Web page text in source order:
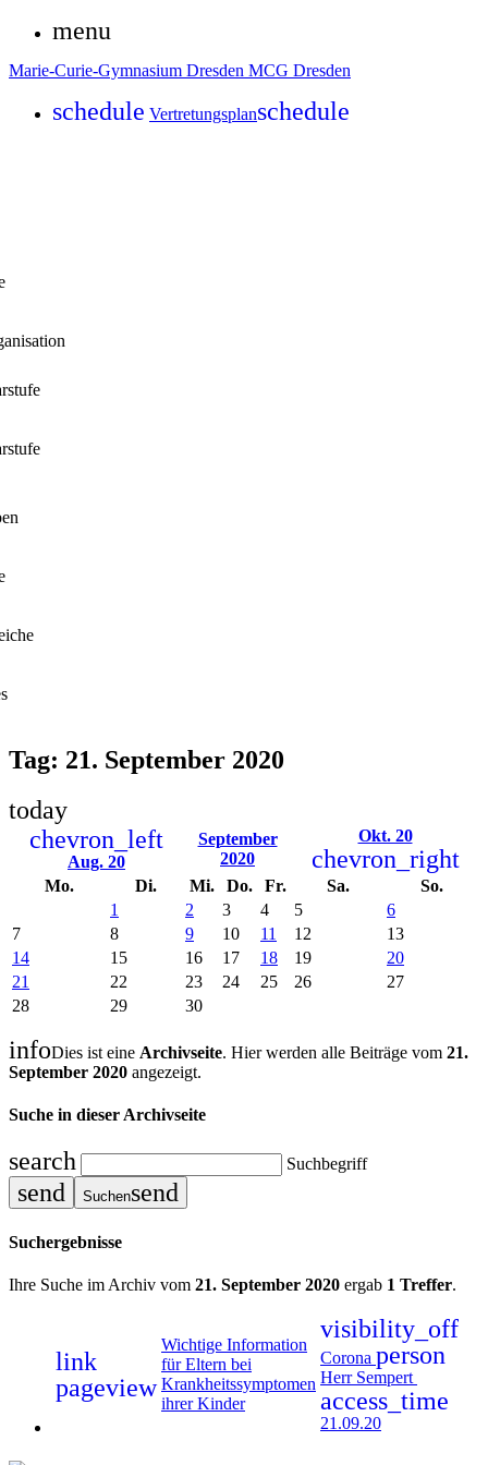
menu
Marie-Curie-Gymnasium Dresden MCG Dresden
schedule Vertretungsplanschedule
Tag: 21. September 2020
today
chevron_left
Aug. 20
September
2020
Okt. 20
chevron_right
Mo. Di. Mi. Do. Fr. Sa.
So.
1
2 3 4 5
6
7
8 9 10 11 12
13
14
15 16 17 18 19
20
21
22 23 24 25 26
27
28
29 30
infoDies ist eine Archivseite. Hier werden alle Beiträge vom 21.
September 2020 angezeigt.
Suche in dieser Archivseite
search Suchbegriff
send Suchensend
Suchergebnisse
Ihre Suche im Archiv vom 21. September 2020 ergab 1 Treffer.
link
pageview
Wichtige Information
für Eltern bei
Krankheitssymptomen
ihrer Kinder
visibility_off
Corona person
Herr Sempert
access_time
21.09.20